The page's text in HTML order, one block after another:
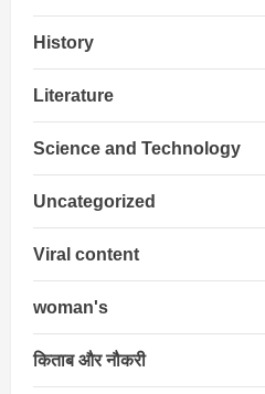
History
Literature
Science and Technology
Uncategorized
Viral content
woman's
किताब और नौकरी